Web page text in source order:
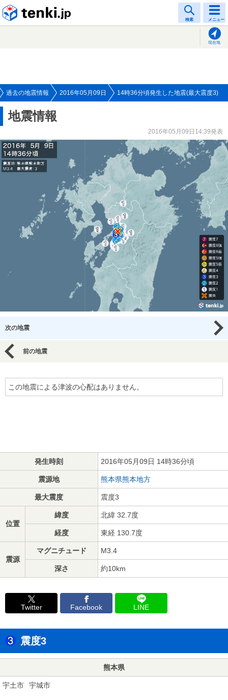
検索 メニュー
現在地
過去の地震情報 2016年05月09日 14時36分頃発生した地震(最大震度3)
地震情報
2016年05月09日14:39発表
次の地震
前の地震
この地震による津波の心配はありません。
発生時刻 2016年05月09日 14時36分頃
震源地 熊本県熊本地方
最大震度 震度3
位置
緯度 北緯 32.7度
経度 東経 130.7度
震源
マグニチュード M3.4
深さ 約10km
Twitter Facebook LINE
震度3
熊本県
宇土市 宇城市